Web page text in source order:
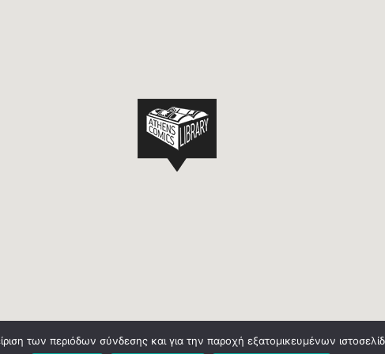
των περιόδων σύνδεσης και για την παροχή εξατομικευμένων